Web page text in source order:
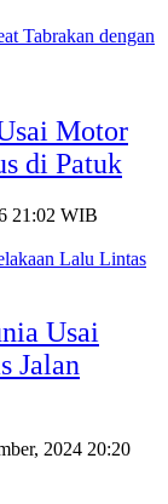
Motor
di Patuk
21:02 WIB
Usai
Jalan
2024 20:20